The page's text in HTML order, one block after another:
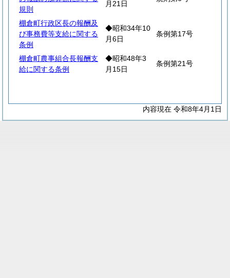
規則
月21日
棚倉町行政区長の報酬及
び事務費等支給に関する
条例
◆昭和34年10
月6日
条例第17号
棚倉町農事組合長報酬支
給に関する条例
◆昭和48年3
月15日
条例第21号
内容現在 令和8年4月1日